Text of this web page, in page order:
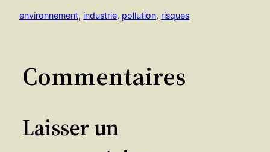
environnement, industrie, pollution, risques
Commentaires
Laisser un